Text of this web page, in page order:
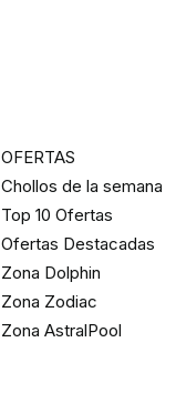
OFERTAS
Chollos de la semana
Top 10 Ofertas
Ofertas Destacadas
Zona Dolphin
Zona Zodiac
Zona AstralPool